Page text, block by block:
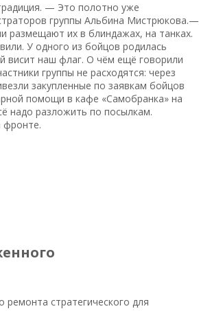
— Это полотно уже
группы Альбина Мистрюкова.—
размещают их в блиндажах, на танках.
У одного из бойцов родилась
висит наш флаг. О чём ещё говорили
группы не расходятся: через
закупленные по заявкам бойцов
помощи в кафе «Самобранка» на
надо разложить по посылкам.
фронте.
стратегического для